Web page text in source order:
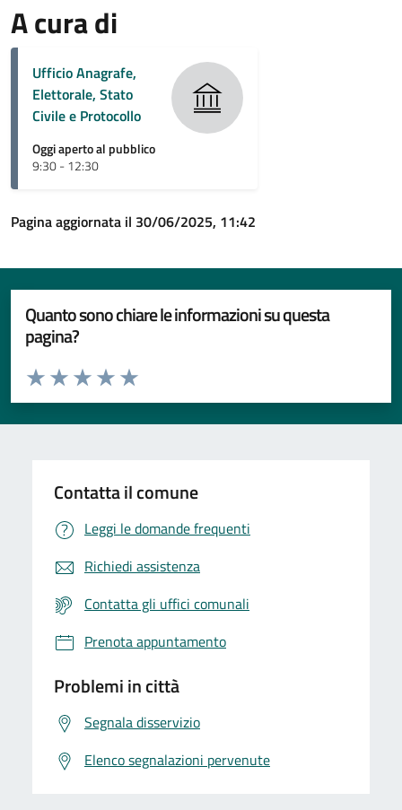
A cura di
Ufficio Anagrafe,
Elettorale, Stato
Civile e Protocollo
Oggi aperto al pubblico
9:30 - 12:30
Pagina aggiornata il 30/06/2025, 11:42
Quanto sono chiare le informazioni su questa
pagina?
Valuta da 1 a 5 stelle la pagina
Valuta 5 stelle su 5
Valuta 4 stelle su 5
Valuta 3 stelle su 5
Valuta 2 stelle su 5
Valuta 1 stelle su 5
Contatta il comune
Leggi le domande frequenti
Richiedi assistenza
Contatta gli uffici comunali
Prenota appuntamento
Problemi in città
Segnala disservizio
Elenco segnalazioni pervenute